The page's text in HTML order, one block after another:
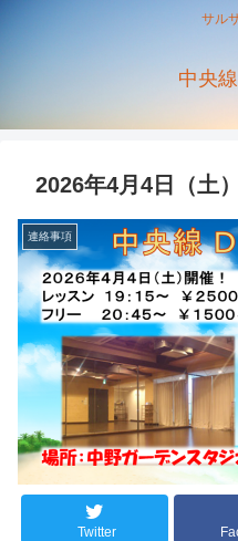
サル
中央
2026年4月4日（土
連絡事項
Twitter